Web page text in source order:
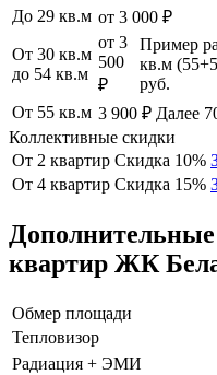
До 29 кв.м от 3 000 ₽
От 30 кв.м
до 54 кв.м
от 3
500
₽
Пример
кв.м
руб.
От 55 кв.м 3 900 ₽ Далее
Коллективные скидки
От 2 квартир Скидка 10%
От 4 квартир Скидка 15%
квартир ЖК
Обмер площади
Тепловизор
Радиация + ЭМИ